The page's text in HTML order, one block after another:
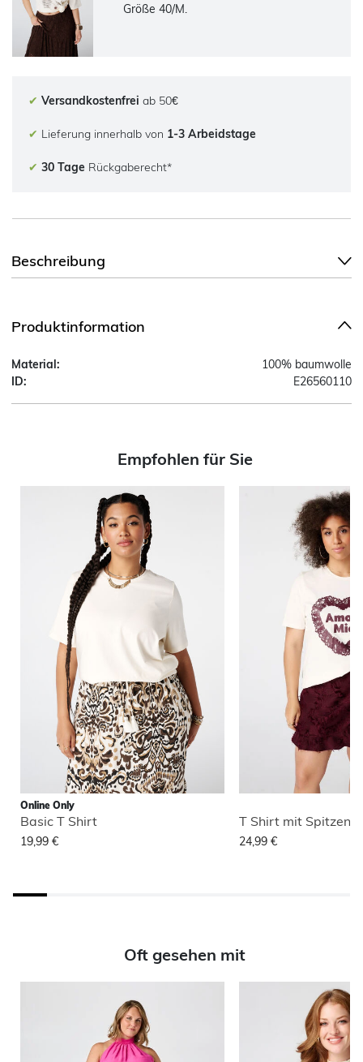
Größe 40/M.
✔ Versandkostenfrei ab 50€
✔ Lieferung innerhalb von 1-3 Arbeidstage
✔ 30 Tage Rückgaberecht*
Beschreibung
Produktinformation
Material:
100% baumwolle
ID:
E26560110
Empfohlen für Sie
Online Only
Basic T Shirt
19,99 €
T Shirt mit
24,99 €
Oft gesehen mit